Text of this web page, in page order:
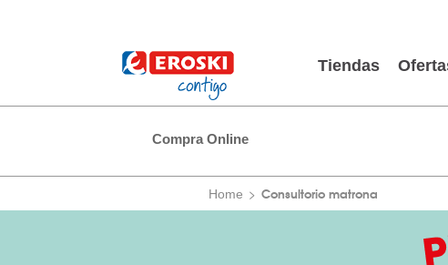
Tiendas
Compra Online
Home Consultorio matrona